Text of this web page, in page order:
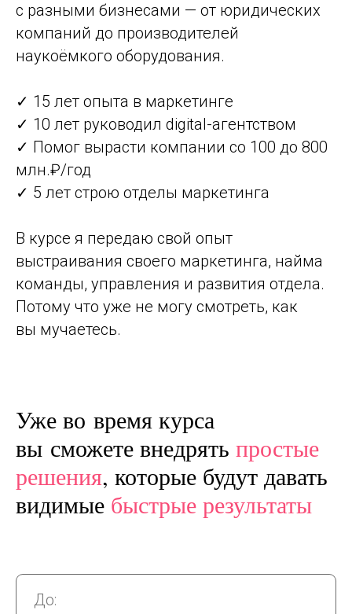
с разными бизнесами — от юридических
компаний до производителей
наукоёмкого оборудования.
✓ 15 лет опыта в маркетинге
✓ 10 лет руководил digital-агентством
✓ Помог вырасти компании со 100 до 800
млн.₽/год
✓ 5 лет строю отделы маркетинга
В курсе я передаю свой опыт
выстраивания своего маркетинга, найма
команды, управления и развития отдела.
Потому что уже не могу смотреть, как
вы мучаетесь.
Уже во время курса
вы сможете внедрять простые
решения, которые будут давать
видимые быстрые результаты
До: